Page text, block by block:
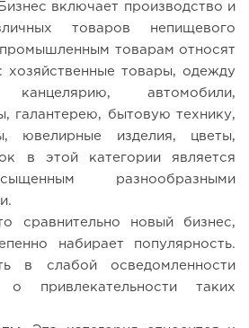
включает производство и
товаров непищевого
товарам относят
хозяйственные товары, одежду
автомобили,
галантерею, бытовую технику,
ювелирные изделия, цветы,
в этой категории является
разнообразными
сравнительно новый бизнес,
набирает популярность.
в слабой осведомленности
о привлекательности таких